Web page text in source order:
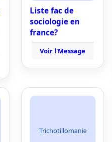
Liste fac de
sociologie en
france?
Voir l'Message
Trichotillomanie